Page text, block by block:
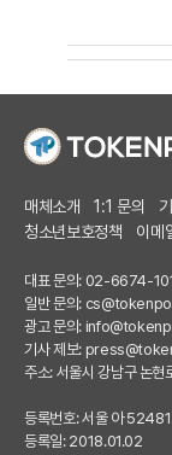
매체소개 1:1 문의
청소년보호정책
이메
대표 문의: 02-6674-
일반 문의:
광고 문의:
기사 제보:
주소: 서울시 강남구 논
등록번호: 서울 아 52481
등록일: 2018.01.02